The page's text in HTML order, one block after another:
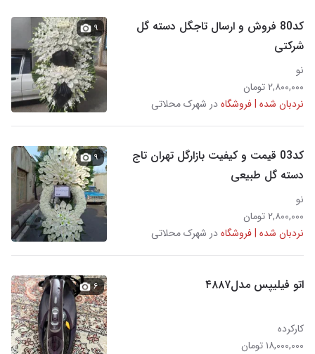
کد80 فروش و ارسال تاجگل دسته گل
شرکتی
نو
۲,۸۰۰,۰۰۰ تومان
نردبان شده | فروشگاهدر شهرک محلاتی
۹
کد03 قیمت و کیفیت بازارگل تهران تاج
دسته گل طبیعی
نو
۲,۸۰۰,۰۰۰ تومان
نردبان شده | فروشگاهدر شهرک محلاتی
۹
اتو فیلیپس مدل۴۸۸۷
کارکرده
۱۸,۰۰۰,۰۰۰ تومان
۶